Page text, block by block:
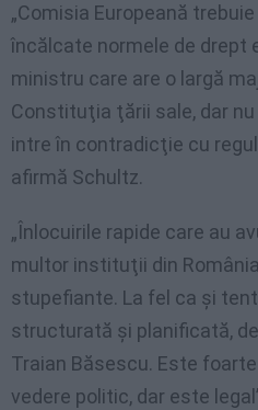
„Comisia Europeană
încălcate normele de drept
ministru care are o largă
Constituţia ţării sale, dar
intre în contradicţie cu
afirmă Schultz.
„Înlocuirile rapide care au
multor instituţii din
stupefiante. La fel ca şi
structurată şi planificată,
Traian Băsescu. Este
vedere politic, dar este